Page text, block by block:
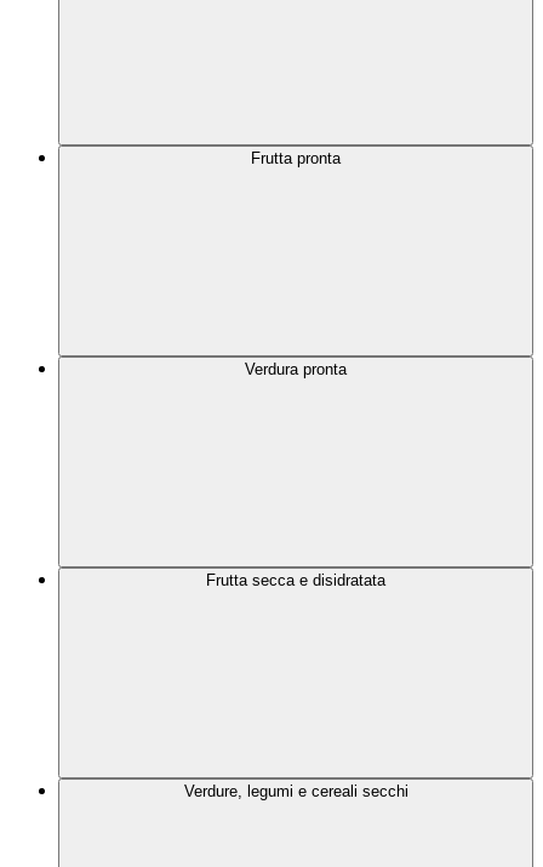
Frutta pronta
Verdura pronta
Frutta secca e disidratata
Verdure, legumi e cereali secchi